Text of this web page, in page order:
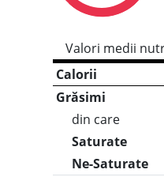
Valori medii
Calorii
Grăsimi
din care
Saturate
Ne-Saturate